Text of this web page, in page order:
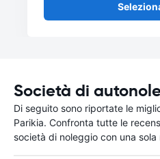
Società di
Di seguito sono riportate le
Parikia. Confronta tutte le
società di noleggio con una sola